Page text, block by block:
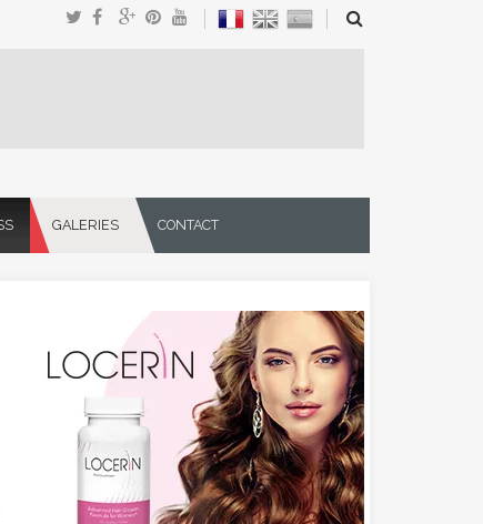
GALERIES CONTACT